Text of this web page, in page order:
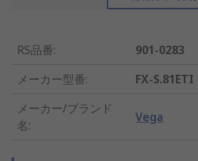
RS品番:
901-0283
メーカー型番:
FX-S.81ETI
メーカー/ブランド
名:
Vega